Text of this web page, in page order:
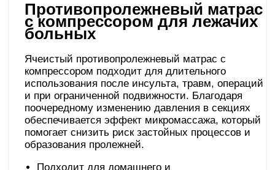
Противопролежневый матрас
с компрессором для лежачих
больных
Ячеистый противопролежневый матрас с
компрессором подходит для длительного
использования после инсульта, травм, операций
и при ограниченной подвижности. Благодаря
поочередному изменению давления в секциях
обеспечивается эффект микромассажа, который
помогает снизить риск застойных процессов и
образования пролежней.
Подходит для домашнего и